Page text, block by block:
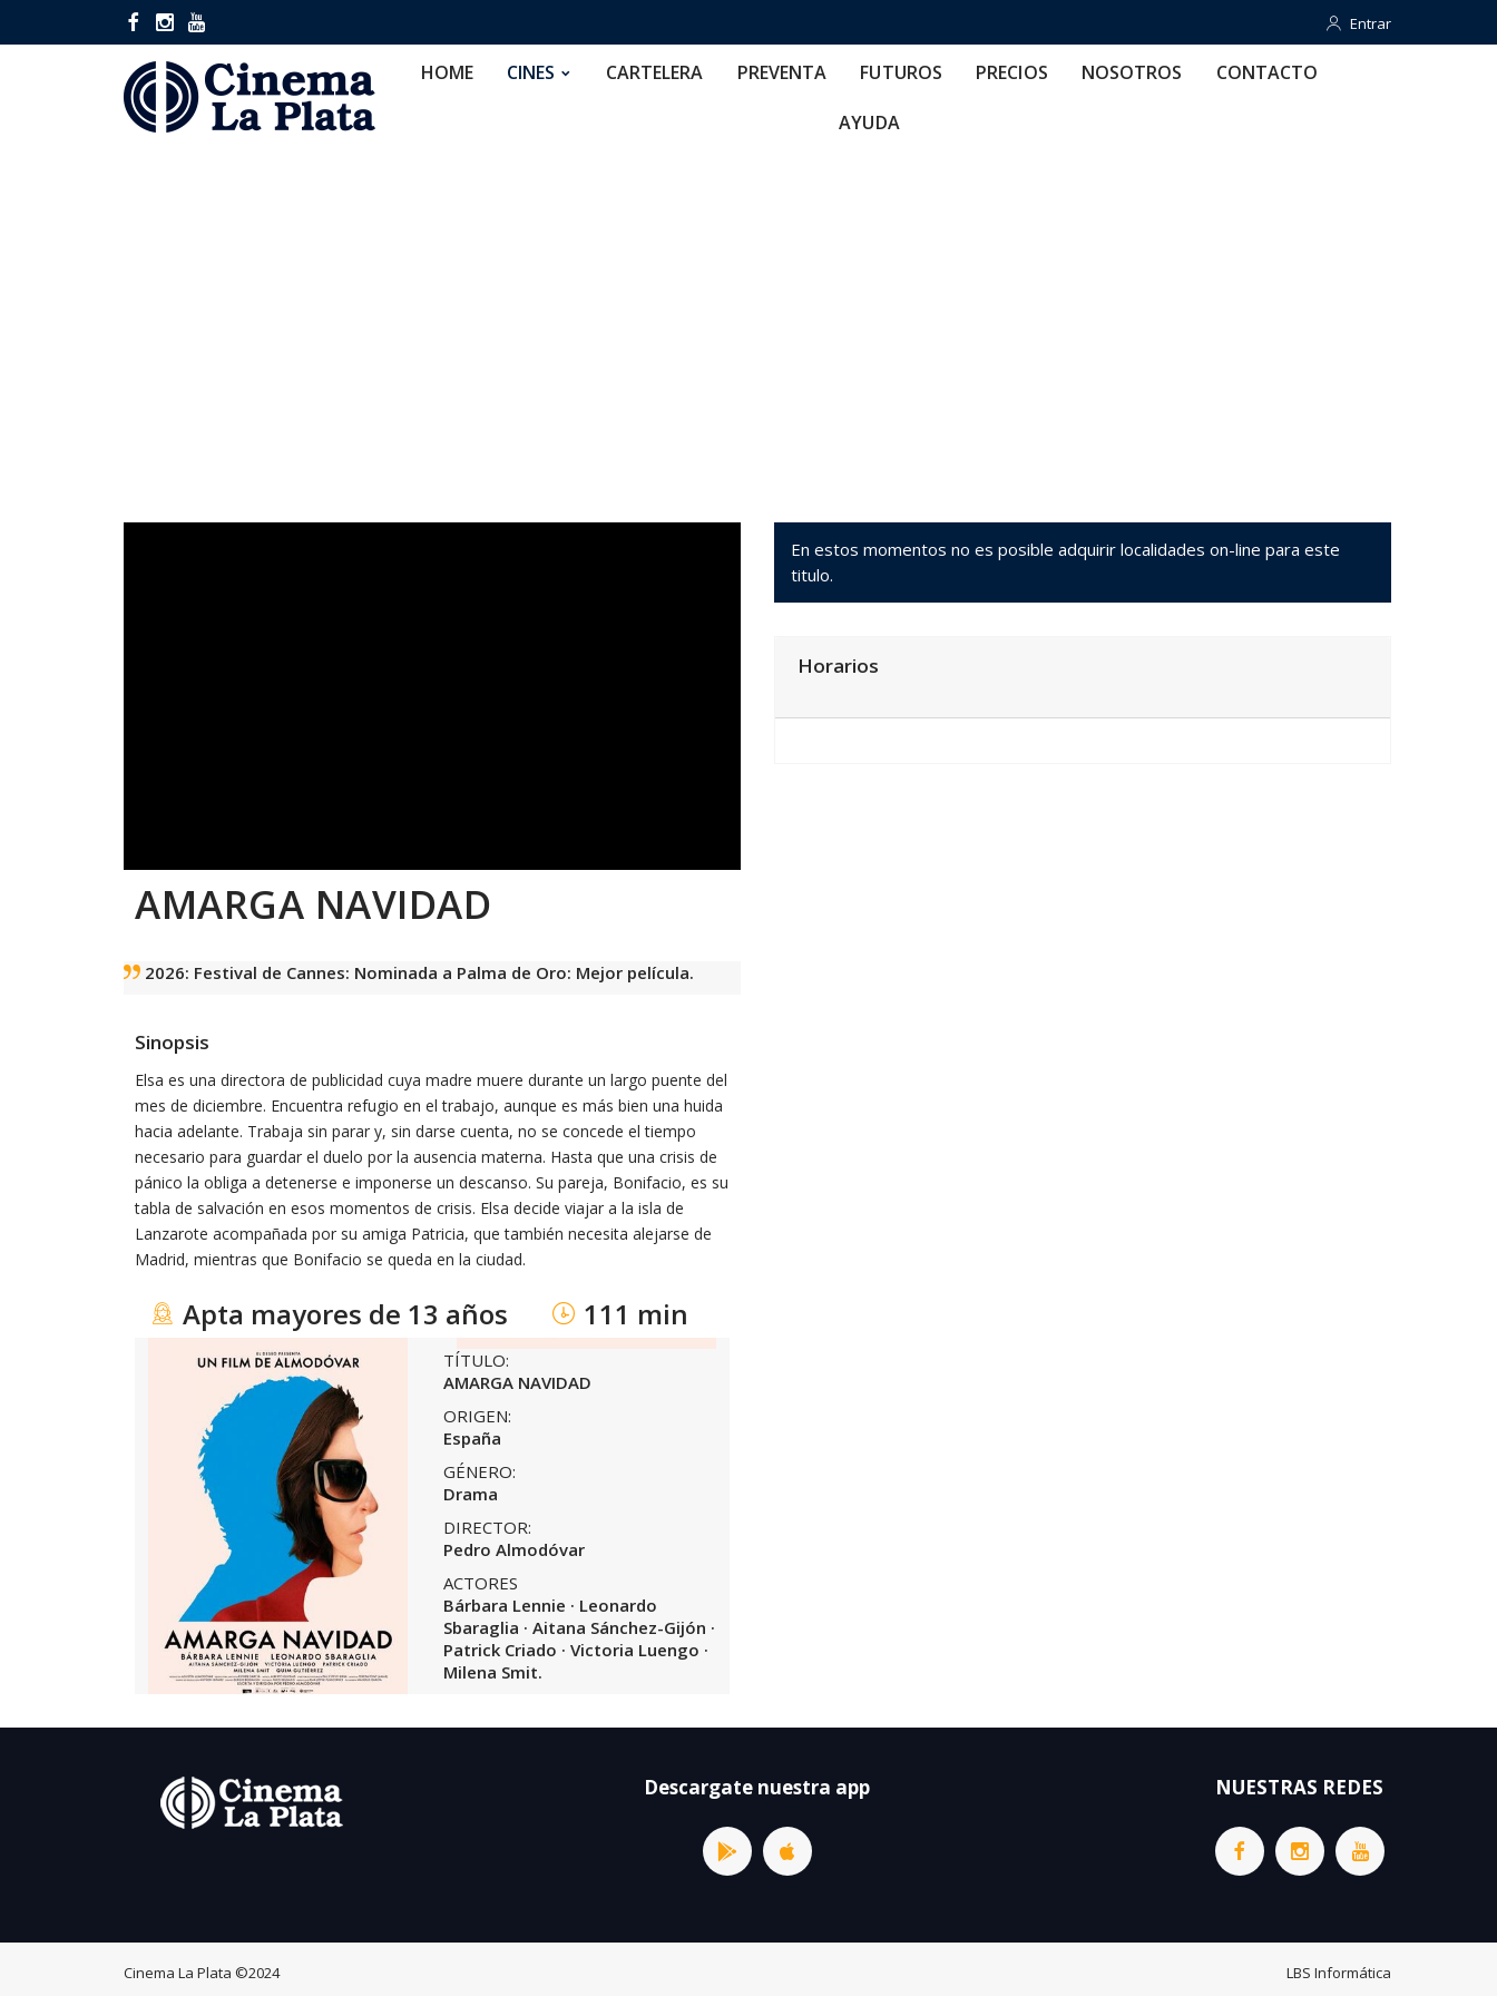
Entrar
Entrar
HOME CINES CARTELERA PREVENTA FUTUROS PRECIOS NOSOTROS CONTACTO
AYUDA
AMARGA NAVIDAD
2026: Festival de Cannes: Nominada a Palma de Oro: Mejor película.
Sinopsis
Elsa es una directora de publicidad cuya madre muere durante un largo puente del
mes de diciembre. Encuentra refugio en el trabajo, aunque es más bien una huida
hacia adelante. Trabaja sin parar y, sin darse cuenta, no se concede el tiempo
necesario para guardar el duelo por la ausencia materna. Hasta que una crisis de
pánico la obliga a detenerse e imponerse un descanso. Su pareja, Bonifacio, es su
tabla de salvación en esos momentos de crisis. Elsa decide viajar a la isla de
Lanzarote acompañada por su amiga Patricia, que también necesita alejarse de
Madrid, mientras que Bonifacio se queda en la ciudad.
Apta mayores de 13 años 111 min
TÍTULO:
AMARGA NAVIDAD
ORIGEN:
España
GÉNERO:
Drama
DIRECTOR:
Pedro Almodóvar
ACTORES
Bárbara Lennie · Leonardo
Sbaraglia · Aitana Sánchez-Gijón ·
Patrick Criado · Victoria Luengo ·
Milena Smit.
En estos momentos no es posible adquirir localidades on-line para este
titulo.
Horarios
Descargate nuestra app NUESTRAS REDES
Cinema La Plata ©2024 LBS Informática